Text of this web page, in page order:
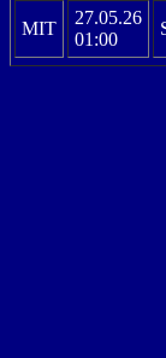
MIT
27.05.26
01:00